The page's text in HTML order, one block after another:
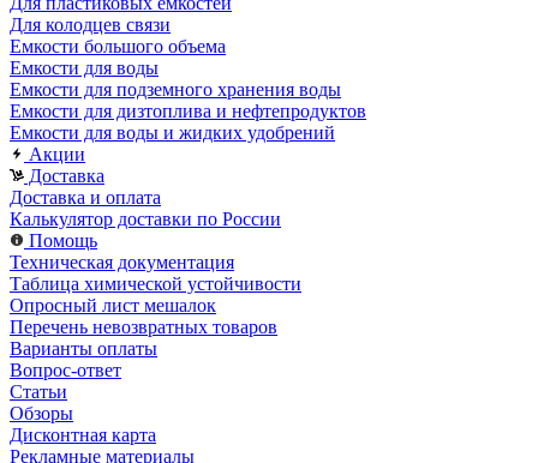
Для колодцев связи
Емкости большого объема
Емкости для воды
Емкости для подземного хранения воды
Емкости для дизтоплива и нефтепродуктов
Емкости для воды и жидких удобрений
Акции
Доставка
Доставка и оплата
Калькулятор доставки по России
Помощь
Техническая документация
Таблица химической устойчивости
Опросный лист мешалок
Перечень невозвратных товаров
Варианты оплаты
Вопрос-ответ
Статьи
Обзоры
Дисконтная карта
Рекламные материалы